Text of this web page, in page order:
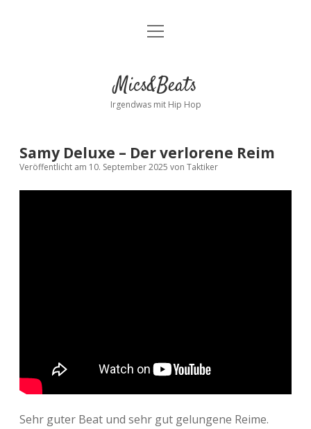
Kontakt
facebookinstagram
bandcamp
spotify
Menü
Mics&Beats
Irgendwas mit Hip Hop
Samy Deluxe – Der verlorene Reim
Veröffentlicht am 10. September 2025 von Taktiker
Sehr guter Beat und sehr gut gelungene Reime.